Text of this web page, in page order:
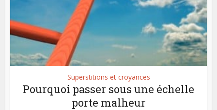
Superstitions et croyances
Pourquoi passer sous une échelle
porte malheur